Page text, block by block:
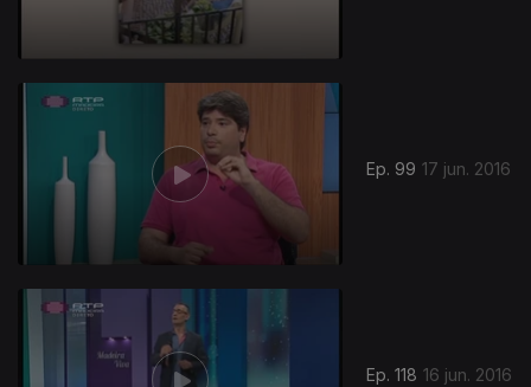
Ep. 99 17 jun. 2016
Ep. 118 16 jun. 2016